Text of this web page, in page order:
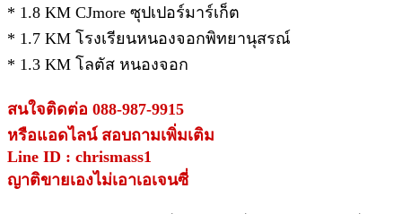
* 1.8 KM CJmore ซุปเปอร์มาร์เก็ต
* 1.7 KM โรงเรียนหนองจอกพิทยานุสรณ์
* 1.3 KM โลตัส หนองจอก
สนใจติดต่อ 088-987-9915
หรือแอดไลน์ สอบถามเพิ่มเติม
Line ID : chrismass1
ญาติขายเองไม่เอาเอเจนซี่